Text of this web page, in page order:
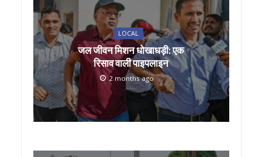
LOCAL
जल जीवन मिशन धोखाधड़ी: एक
रिसाव वाली पाइपलाइन
2 months ago